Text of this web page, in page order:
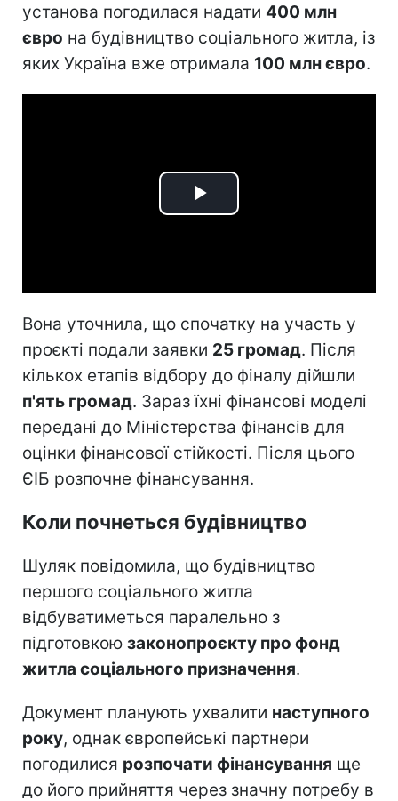
установа погодилася надати 400 млн
євро на будівництво соціального житла, із
яких Україна вже отримала 100 млн євро.
Play
Вона уточнила, що спочатку на участь у
проєкті подали заявки 25 громад. Після
кількох етапів відбору до фіналу дійшли
п'ять громад. Зараз їхні фінансові моделі
передані до Міністерства фінансів для
оцінки фінансової стійкості. Після цього
ЄІБ розпочне фінансування.
Коли почнеться будівництво
Шуляк повідомила, що будівництво
першого соціального житла
відбуватиметься паралельно з
підготовкою законопроєкту про фонд
житла соціального призначення.
Документ планують ухвалити наступного
року, однак європейські партнери
погодилися розпочати фінансування ще
до його прийняття через значну потребу в